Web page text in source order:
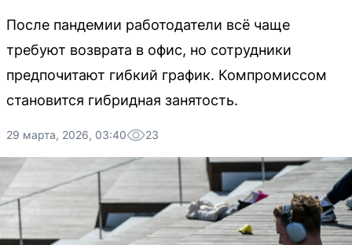
После пандемии работодатели всё чаще
требуют возврата в офис, но сотрудники
предпочитают гибкий график. Компромиссом
становится гибридная занятость.
29 марта, 2026, 03:40 23